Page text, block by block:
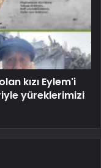
kızı Eylem'i
yüreklerimizi